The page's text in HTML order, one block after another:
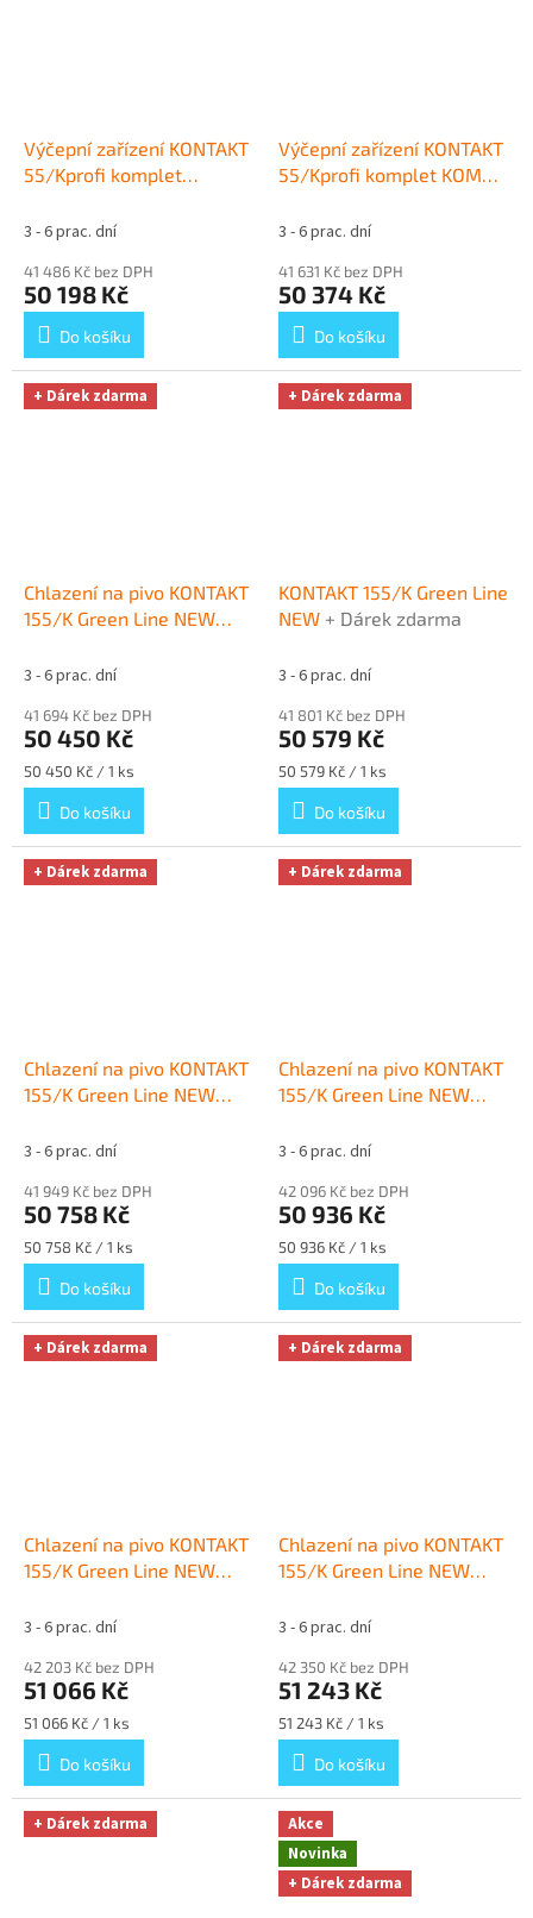
Výčepní zařízení KONTAKT
55/Kprofi komplet
zdarma
3 - 6 prac. dní
41 486 Kč bez DPH
50 198 Kč
Do košíku
Výčepní zařízení KONTAKT
55/Kprofi komplet KOMBI,
3 - 6 prac. dní
41 631 Kč bez DPH
50 374 Kč
Do košíku
+ Dárek zdarma
Chlazení na pivo KONTAKT
155/K Green Line NEW
BAJONET+ Dárek zdarma
3 - 6 prac. dní
41 694 Kč bez DPH
50 450 Kč
Měrná
cena:
50 450 Kč / 1 ks
Do košíku
+ Dárek zdarma
KONTAKT 155/K Green Line
NEW + Dárek zdarma
3 - 6 prac. dní
41 801 Kč bez DPH
50 579 Kč
Měrná
cena:
50 579 Kč / 1 ks
Do košíku
+ Dárek zdarma
Chlazení na pivo KONTAKT
155/K Green Line NEW
+ Dárek zdarma
3 - 6 prac. dní
41 949 Kč bez DPH
50 758 Kč
Měrná
cena:
50 758 Kč / 1 ks
Do košíku
+ Dárek zdarma
Chlazení na pivo KONTAKT
155/K Green Line NEW
+ Dárek zdarma
3 - 6 prac. dní
42 096 Kč bez DPH
50 936 Kč
Měrná
cena:
50 936 Kč / 1 ks
Do košíku
+ Dárek zdarma
Chlazení na pivo KONTAKT
155/K Green Line NEW
+ Dárek zdarma
3 - 6 prac. dní
42 203 Kč bez DPH
51 066 Kč
Měrná
cena:
51 066 Kč / 1 ks
Do košíku
+ Dárek zdarma
Chlazení na pivo KONTAKT
155/K Green Line NEW
Dárek zdarma
3 - 6 prac. dní
42 350 Kč bez DPH
51 243 Kč
Měrná
cena:
51 243 Kč / 1 ks
Do košíku
+ Dárek zdarma
Akce
Novinka
+ Dárek zdarma